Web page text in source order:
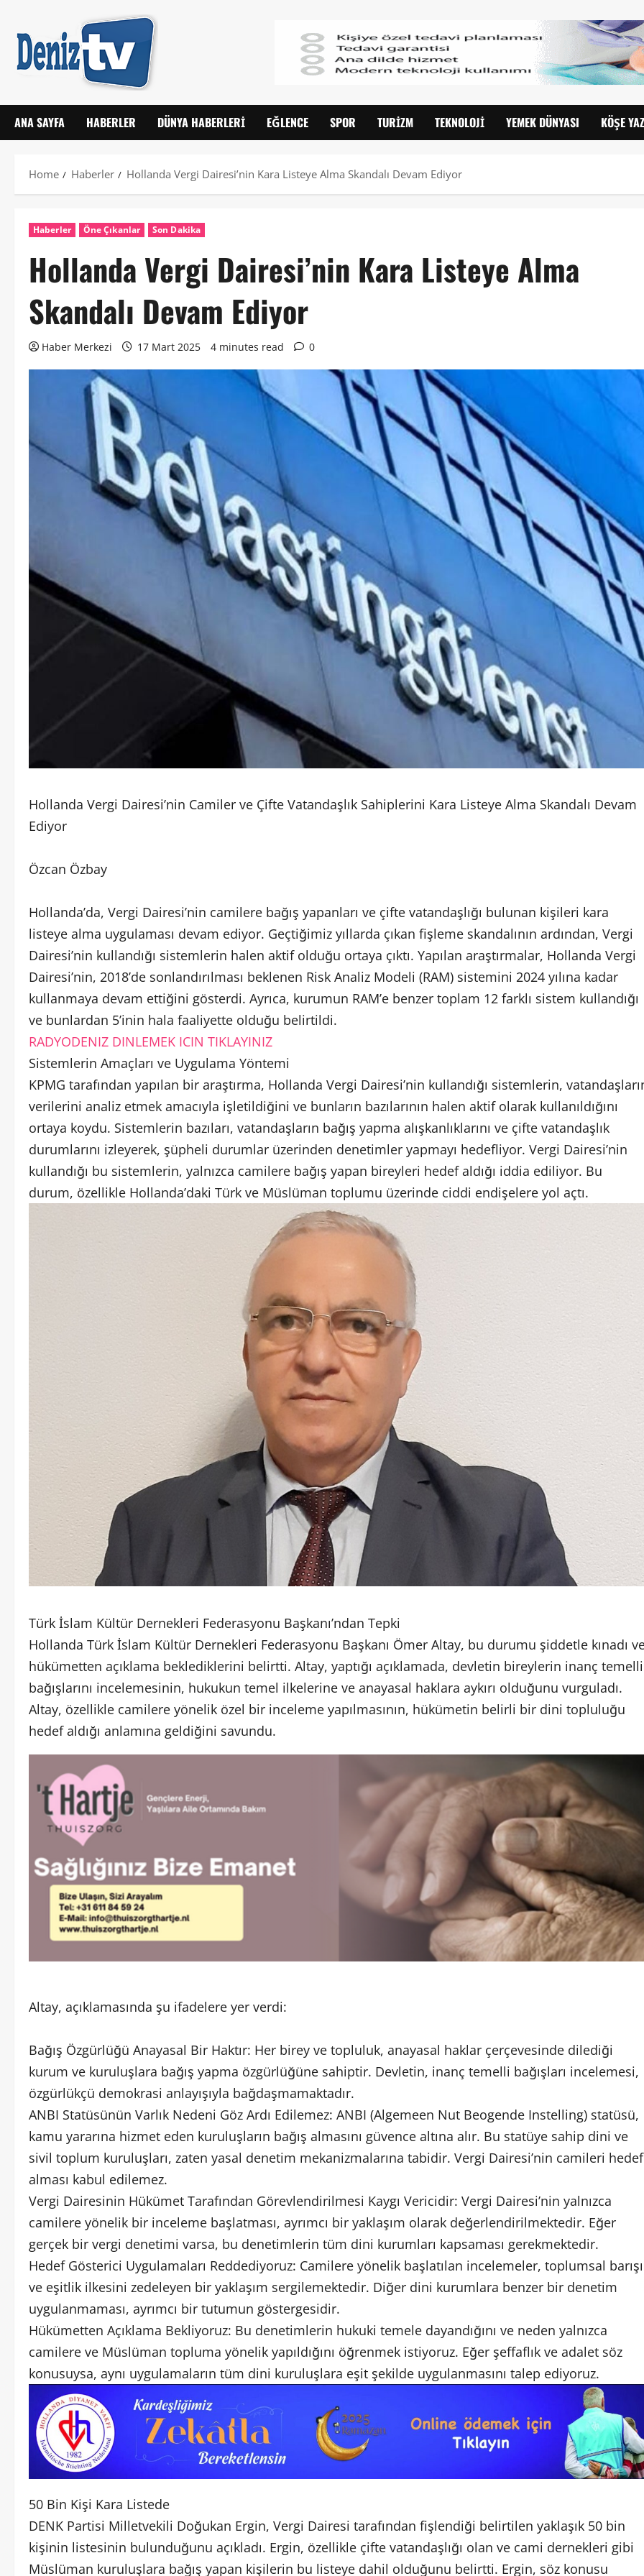
ANA SAYFA HABERLER DÜNYA HABERLERI EĞLENCE SPOR TURIZM TEKNOLOJI YEMEK DÜNYASI KÖŞE
Home Haberler Hollanda Vergi Dairesi’nin Kara Listeye Alma Skandalı Devam Ediyor
Haberler Öne Çıkanlar Son Dakika
Hollanda Vergi Dairesi’nin Kara Listeye Alma
Skandalı Devam Ediyor
Haber Merkezi 17 Mart 2025 4 minutes read 0
Hollanda Vergi Dairesi’nin Camiler ve Çifte Vatandaşlık Sahiplerini Kara Listeye Alma Skandalı Devam
Ediyor
Özcan Özbay
Hollanda’da, Vergi Dairesi’nin camilere bağış yapanları ve çifte vatandaşlığı bulunan kişileri kara
listeye alma uygulaması devam ediyor. Geçtiğimiz yıllarda çıkan fişleme skandalının ardından, Vergi
Dairesi’nin kullandığı sistemlerin halen aktif olduğu ortaya çıktı. Yapılan araştırmalar, Hollanda Vergi
Dairesi’nin, 2018’de sonlandırılması beklenen Risk Analiz Modeli (RAM) sistemini 2024 yılına kadar
kullanmaya devam ettiğini gösterdi. Ayrıca, kurumun RAM’e benzer toplam 12 farklı sistem kullandığı
ve bunlardan 5’inin hala faaliyette olduğu belirtildi.
RADYODENIZ DINLEMEK ICIN TIKLAYINIZ
Sistemlerin Amaçları ve Uygulama Yöntemi
KPMG tarafından yapılan bir araştırma, Hollanda Vergi Dairesi’nin kullandığı sistemlerin,
verilerini analiz etmek amacıyla işletildiğini ve bunların bazılarının halen aktif olarak kullanıldığını
ortaya koydu. Sistemlerin bazıları, vatandaşların bağış yapma alışkanlıklarını ve çifte vatandaşlık
durumlarını izleyerek, şüpheli durumlar üzerinden denetimler yapmayı hedefliyor. Vergi Dairesi’nin
kullandığı bu sistemlerin, yalnızca camilere bağış yapan bireyleri hedef aldığı iddia ediliyor. Bu
durum, özellikle Hollanda’daki Türk ve Müslüman toplumu üzerinde ciddi endişelere yol açtı.
Türk İslam Kültür Dernekleri Federasyonu Başkanı’ndan Tepki
Hollanda Türk İslam Kültür Dernekleri Federasyonu Başkanı Ömer Altay, bu durumu şiddetle kınadı
hükümetten açıklama beklediklerini belirtti. Altay, yaptığı açıklamada, devletin bireylerin inanç temelli
bağışlarını incelemesinin, hukukun temel ilkelerine ve anayasal haklara aykırı olduğunu vurguladı.
Altay, özellikle camilere yönelik özel bir inceleme yapılmasının, hükümetin belirli bir dini topluluğu
hedef aldığı anlamına geldiğini savundu.
Altay, açıklamasında şu ifadelere yer verdi:
Bağış Özgürlüğü Anayasal Bir Haktır: Her birey ve topluluk, anayasal haklar çerçevesinde dilediği
kurum ve kuruluşlara bağış yapma özgürlüğüne sahiptir. Devletin, inanç temelli bağışları incelemesi,
özgürlükçü demokrasi anlayışıyla bağdaşmamaktadır.
ANBI Statüsünün Varlık Nedeni Göz Ardı Edilemez: ANBI (Algemeen Nut Beogende Instelling) statüsü,
kamu yararına hizmet eden kuruluşların bağış almasını güvence altına alır. Bu statüye sahip dini ve
sivil toplum kuruluşları, zaten yasal denetim mekanizmalarına tabidir. Vergi Dairesi’nin camileri hedef
alması kabul edilemez.
Vergi Dairesinin Hükümet Tarafından Görevlendirilmesi Kaygı Vericidir: Vergi Dairesi’nin yalnızca
camilere yönelik bir inceleme başlatması, ayrımcı bir yaklaşım olarak değerlendirilmektedir. Eğer
gerçek bir vergi denetimi varsa, bu denetimlerin tüm dini kurumları kapsaması gerekmektedir.
Hedef Gösterici Uygulamaları Reddediyoruz: Camilere yönelik başlatılan incelemeler, toplumsal barışı
ve eşitlik ilkesini zedeleyen bir yaklaşım sergilemektedir. Diğer dini kurumlara benzer bir denetim
uygulanmaması, ayrımcı bir tutumun göstergesidir.
Hükümetten Açıklama Bekliyoruz: Bu denetimlerin hukuki temele dayandığını ve neden yalnızca
camilere ve Müslüman topluma yönelik yapıldığını öğrenmek istiyoruz. Eğer şeffaflık ve adalet söz
konusuysa, aynı uygulamaların tüm dini kuruluşlara eşit şekilde uygulanmasını talep ediyoruz.
50 Bin Kişi Kara Listede
DENK Partisi Milletvekili Doğukan Ergin, Vergi Dairesi tarafından fişlendiği belirtilen yaklaşık 50 bin
kişinin listesinin bulunduğunu açıkladı. Ergin, özellikle çifte vatandaşlığı olan ve cami dernekleri gibi
Müslüman kuruluşlara bağış yapan kişilerin bu listeye dahil olduğunu belirtti. Ergin, söz konusu